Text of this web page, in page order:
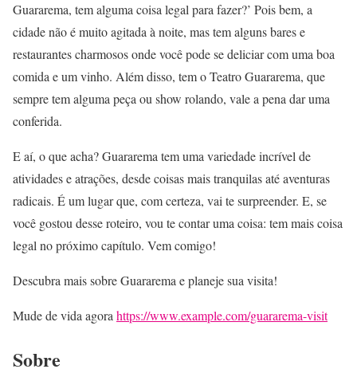
Guararema, tem alguma coisa legal para fazer?’ Pois bem, a
cidade não é muito agitada à noite, mas tem alguns bares e
restaurantes charmosos onde você pode se deliciar com uma boa
comida e um vinho. Além disso, tem o Teatro Guararema, que
sempre tem alguma peça ou show rolando, vale a pena dar uma
conferida.
E aí, o que acha? Guararema tem uma variedade incrível de
atividades e atrações, desde coisas mais tranquilas até aventuras
radicais. É um lugar que, com certeza, vai te surpreender. E, se
você gostou desse roteiro, vou te contar uma coisa: tem mais coisa
legal no próximo capítulo. Vem comigo!
Descubra mais sobre Guararema e planeje sua visita!
Mude de vida agorahttps://www.example.com/guararema-visit
Sobre